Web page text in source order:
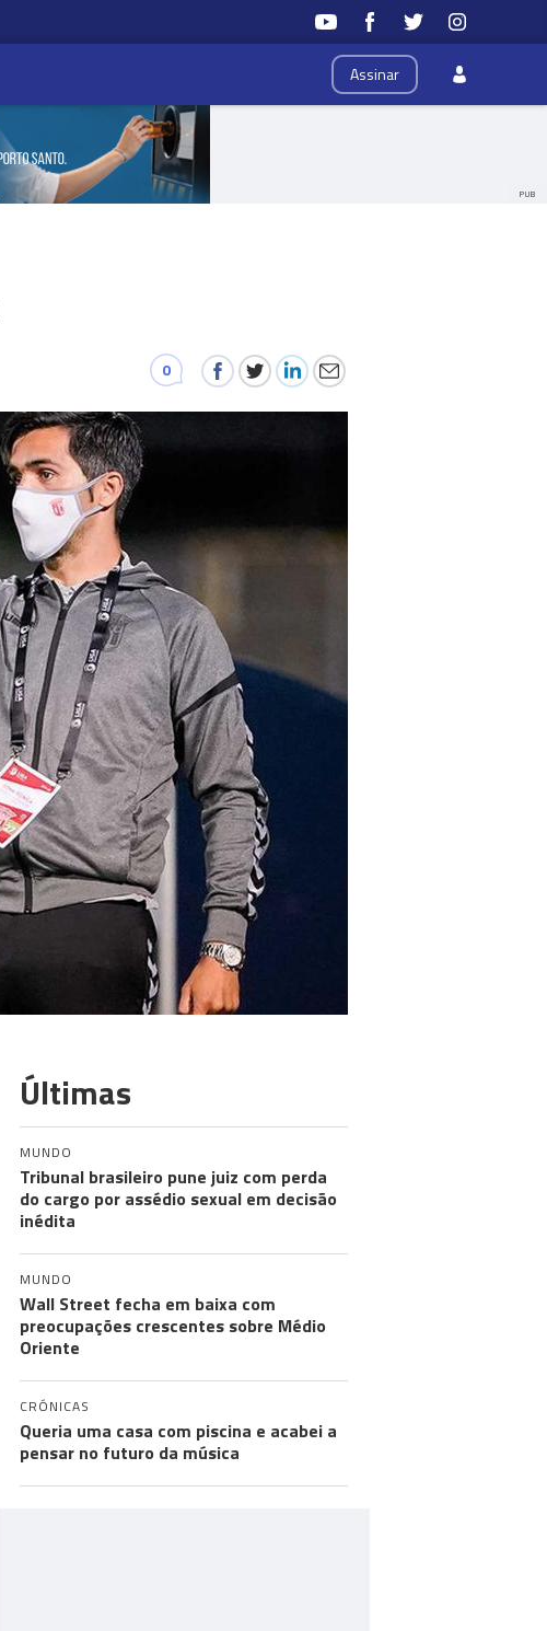
Assinar
PUB
0
Últimas
MUNDO
Tribunal brasileiro pune juiz com perda
do cargo por assédio sexual em decisão
inédita
MUNDO
Wall Street fecha em baixa com
preocupações crescentes sobre Médio
Oriente
CRÓNICAS
Queria uma casa com piscina e acabei a
pensar no futuro da música